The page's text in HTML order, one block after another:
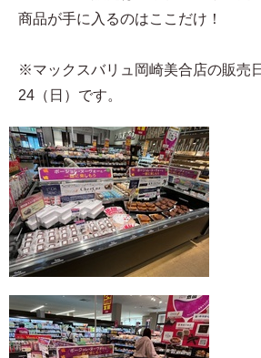
商品が手に入るのはここだけ！
※マックスバリュ岡崎美合店の販売
24（日）です。